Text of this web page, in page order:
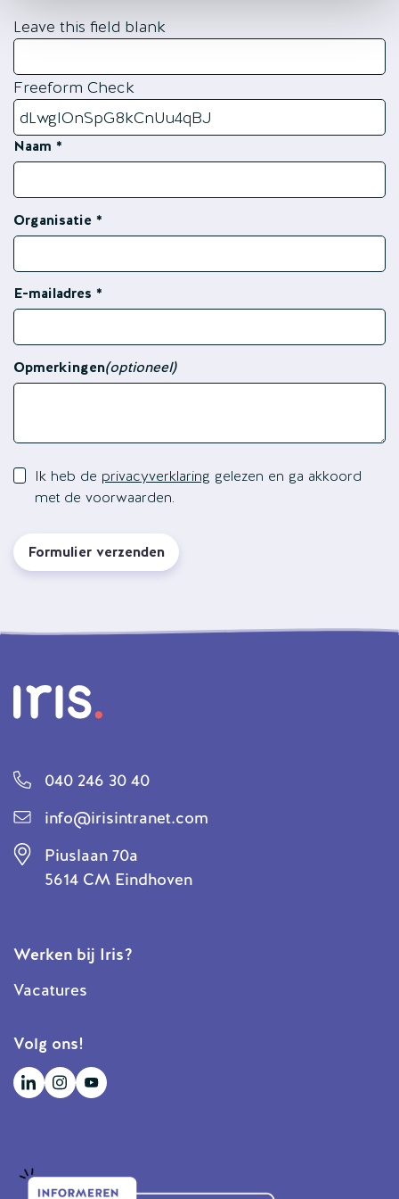
Leave this field blank
Freeform Check
Naam
Organisatie
E-mailadres
Opmerkingen(optioneel)
Ik heb de privacyverklaring gelezen en ga akkoord
met de voorwaarden.
Formulier verzenden
040 246 30 40
info@irisintranet.com
Piuslaan 70a
5614 CM Eindhoven
Werken bij Iris?
Vacatures
Volg ons!